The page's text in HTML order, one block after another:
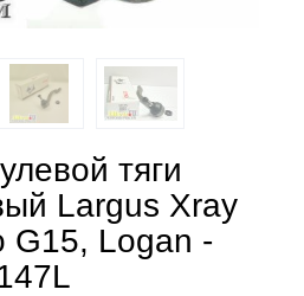
тяги
Largus Xray
G15, Logan -